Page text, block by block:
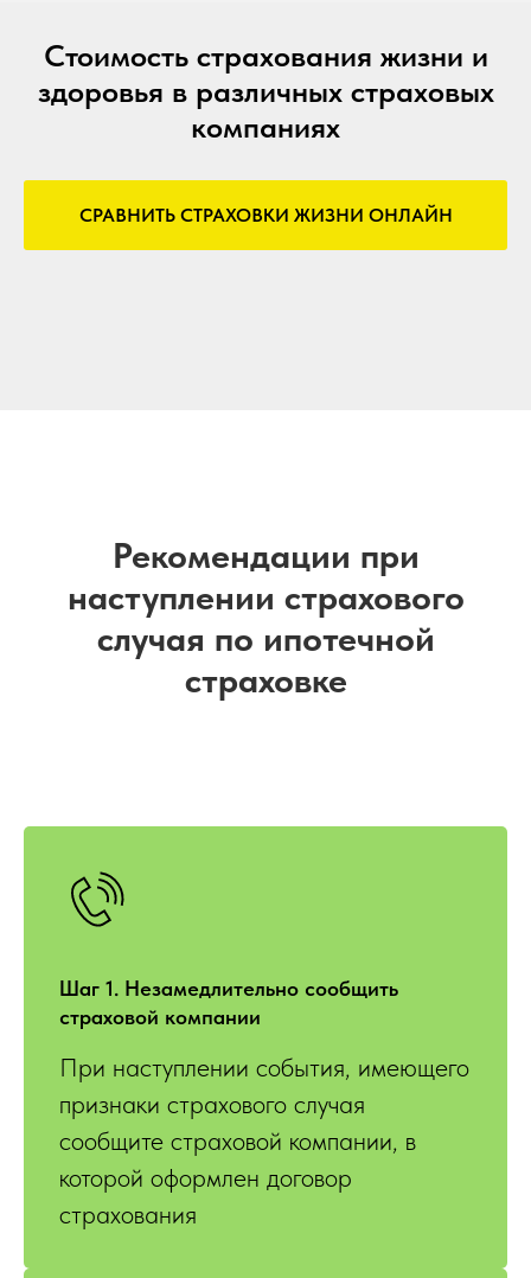
Стоимость страхования жизни и
здоровья в различных страховых
компаниях
СРАВНИТЬ СТРАХОВКИ ЖИЗНИ ОНЛАЙН
Рекомендации при
наступлении страхового
случая по ипотечной
страховке
Шаг 1. Незамедлительно сообщить
страховой компании
При наступлении события, имеющего
признаки страхового случая
сообщите страховой компании, в
которой оформлен договор
страхования